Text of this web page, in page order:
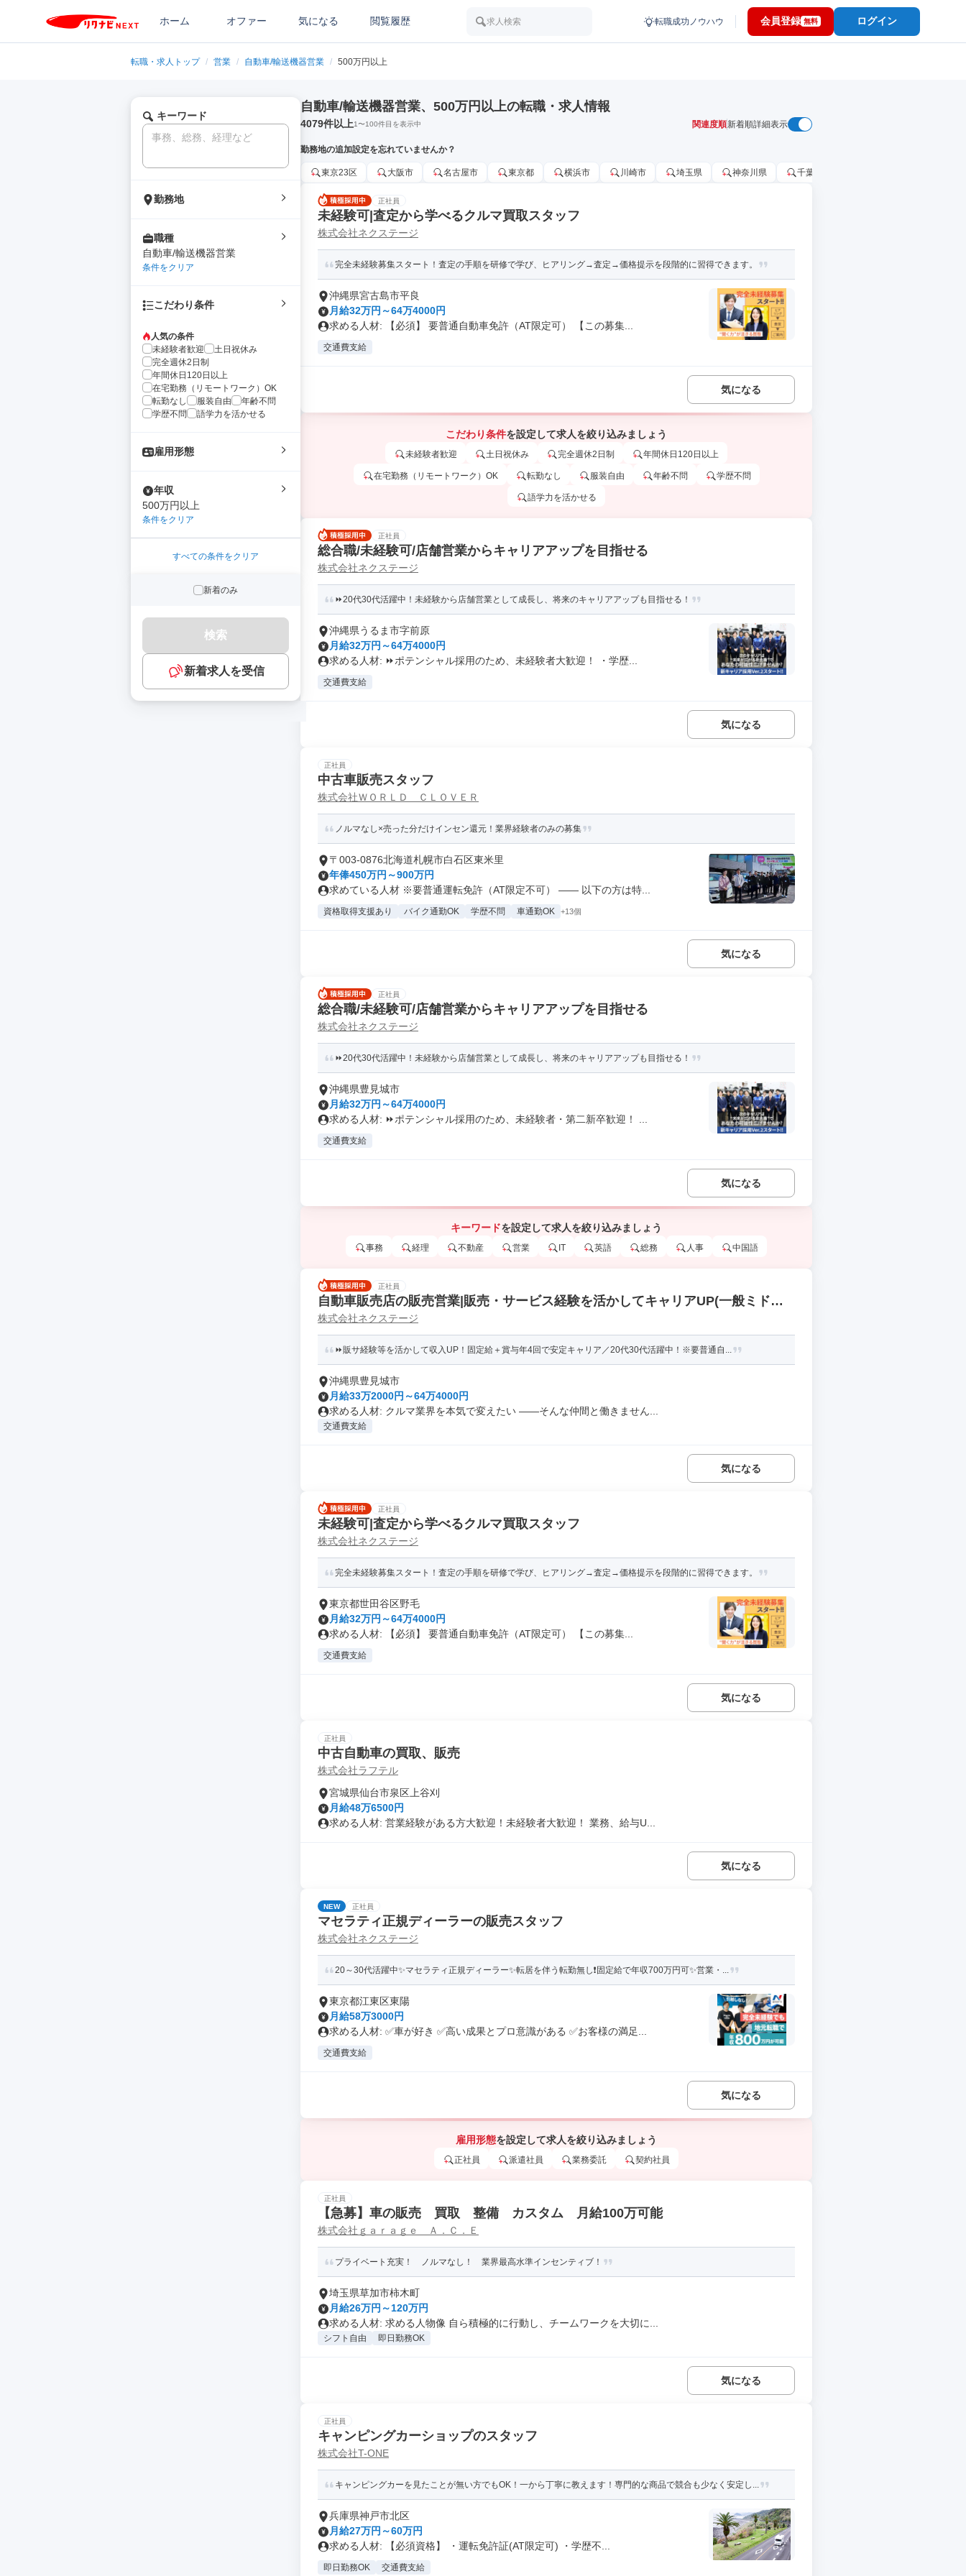
ホーム オファー 気になる 閲覧履歴 求人検索 転職成功ノウハウ 会員登録 無料 ログイン
転職・求人トップ / 営業 / 自動車/輸送機器営業 / 500万円以上
キーワード
勤務地
職種
自動車/輸送機器営業
条件をクリア
こだわり条件
人気の条件
未経験者歓迎
土日祝休み
完全週休2日制
年間休日120日以上
在宅勤務（リモートワーク）OK
転勤なし
服装自由
年齢不問
学歴不問
語学力を活かせる
雇用形態
年収
500万円以上
条件をクリア
すべての条件をクリア
新着のみ
検索
新着求人を受信
自動車/輸送機器営業、500万円以上の転職・求人情報
4079件以上1〜100件目を表示中 関連度順新着順詳細表示
勤務地の追加設定を忘れていませんか？
東京23区 大阪市 名古屋市 東京都 横浜市 川崎市 埼玉県 神奈川県 千葉市
正社員
未経験可|査定から学べるクルマ買取スタッフ
株式会社ネクステージ
完全未経験募集スタート！査定の手順を研修で学び、ヒアリング→査定→価格提示を段階的に習得できます。
沖縄県宮古島市平良
月給32万円～64万4000円
求める人材: 【必須】 要普通自動車免許（AT限定可） 【この募集...
交通費支給
気になる
こだわり条件を設定して求人を絞り込みましょう
未経験者歓迎 土日祝休み 完全週休2日制 年間休日120日以上
在宅勤務（リモートワーク）OK 転勤なし 服装自由 年齢不問 学歴不問
語学力を活かせる
正社員
総合職/未経験可/店舗営業からキャリアアップを目指せる
株式会社ネクステージ
⏩️20代30代活躍中！未経験から店舗営業として成長し、将来のキャリアアップも目指せる！
沖縄県うるま市字前原
月給32万円～64万4000円
求める人材: ⏩️ポテンシャル採用のため、未経験者大歓迎！ ・学歴...
交通費支給
気になる
正社員
中古車販売スタッフ
株式会社ＷＯＲＬＤ ＣＬＯＶＥＲ
ノルマなし×売った分だけインセン還元！業界経験者のみの募集
〒003-0876北海道札幌市白石区東米里
年俸450万円～900万円
求めている人材 ※要普通運転免許（AT限定不可） ―― 以下の方は特...
資格取得支援あり バイク通勤OK 学歴不問 車通勤OK +13個
気になる
正社員
総合職/未経験可/店舗営業からキャリアアップを目指せる
株式会社ネクステージ
⏩️20代30代活躍中！未経験から店舗営業として成長し、将来のキャリアアップも目指せる！
沖縄県豊見城市
月給32万円～64万4000円
求める人材: ⏩️ポテンシャル採用のため、未経験者・第二新卒歓迎！ ...
交通費支給
気になる
キーワードを設定して求人を絞り込みましょう
事務 経理 不動産 営業 IT 英語 総務 人事 中国語
正社員
自動車販売店の販売営業|販売・サービス経験を活かしてキャリアUP(一般ミドル
職)
株式会社ネクステージ
⏩️販サ経験等を活かして収入UP！固定給＋賞与年4回で安定キャリア／20代30代活躍中！※要普通自...
沖縄県豊見城市
月給33万2000円～64万4000円
求める人材: クルマ業界を本気で変えたい ――そんな仲間と働きません...
交通費支給
気になる
正社員
未経験可|査定から学べるクルマ買取スタッフ
株式会社ネクステージ
完全未経験募集スタート！査定の手順を研修で学び、ヒアリング→査定→価格提示を段階的に習得できます。
東京都世田谷区野毛
月給32万円～64万4000円
求める人材: 【必須】 要普通自動車免許（AT限定可） 【この募集...
交通費支給
気になる
正社員
中古自動車の買取、販売
株式会社ラフテル
宮城県仙台市泉区上谷刈
月給48万6500円
求める人材: 営業経験がある方大歓迎！未経験者大歓迎！ 業務、給与U...
気になる
NEW 正社員
マセラティ正規ディーラーの販売スタッフ
株式会社ネクステージ
20～30代活躍中✨マセラティ正規ディーラー✨転居を伴う転勤無し❗固定給で年収700万円可✨営業・...
東京都江東区東陽
月給58万3000円
求める人材: ✅車が好き ✅高い成果とプロ意識がある ✅お客様の満足...
交通費支給
気になる
雇用形態を設定して求人を絞り込みましょう
正社員 派遣社員 業務委託 契約社員
正社員
【急募】車の販売 買取 整備 カスタム 月給100万可能
株式会社ｇａｒａｇｅ Ａ．Ｃ．Ｅ
プライベート充実！ ノルマなし！ 業界最高水準インセンティブ！
埼玉県草加市柿木町
月給26万円～120万円
求める人材: 求める人物像 自ら積極的に行動し、チームワークを大切に...
シフト自由 即日勤務OK
気になる
正社員
キャンピングカーショップのスタッフ
株式会社T-ONE
キャンピングカーを見たことが無い方でもOK！一から丁寧に教えます！専門的な商品で競合も少なく安定し...
兵庫県神戸市北区
月給27万円～60万円
求める人材: 【必須資格】 ・運転免許証(AT限定可) ・学歴不...
即日勤務OK 交通費支給